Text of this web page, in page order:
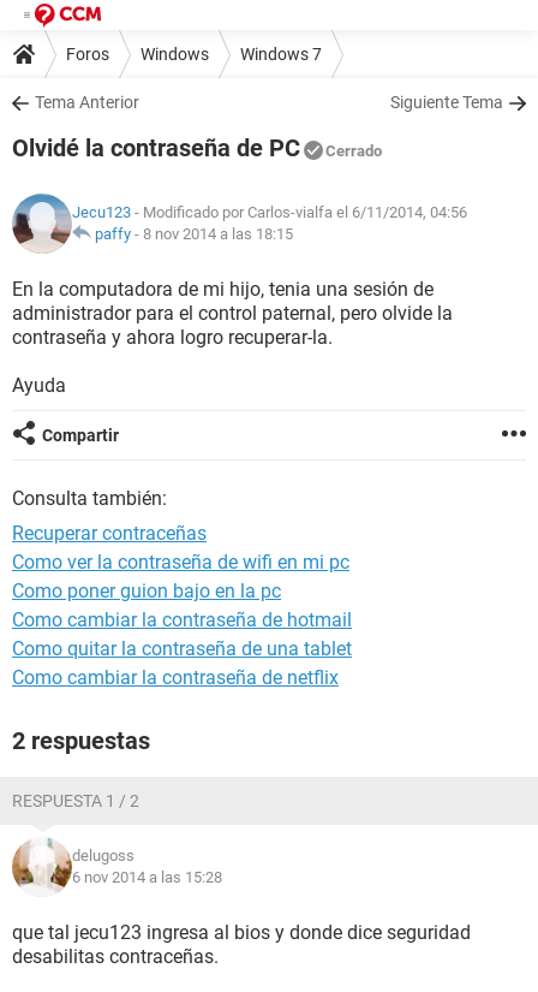
Foros Windows Windows 7
Tema Anterior Siguiente Tema
Olvidé la contraseña de PC Cerrado
Jecu123 - Modificado por Carlos-vialfa el 6/11/2014, 04:56
paffy - 8 nov 2014 a las 18:15
En la computadora de mi hijo, tenia una sesión de
administrador para el control paternal, pero olvide la
contraseña y ahora logro recuperar-la.
Ayuda
Compartir
Consulta también:
Recuperar contraceñas
Como ver la contraseña de wifi en mi pc
Como poner guion bajo en la pc
Como cambiar la contraseña de hotmail
Como quitar la contraseña de una tablet
Como cambiar la contraseña de netflix
2 respuestas
RESPUESTA 1 / 2
delugoss
6 nov 2014 a las 15:28
que tal jecu123 ingresa al bios y donde dice seguridad
desabilitas contraceñas.